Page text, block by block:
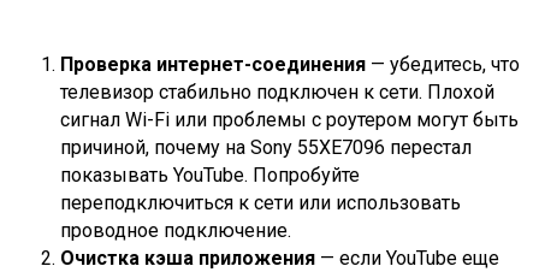
Проверка интернет-соединения — убедитесь, что
телевизор стабильно подключен к сети. Плохой
сигнал Wi-Fi или проблемы с роутером могут быть
причиной, почему на Sony 55XE7096 перестал
показывать YouTube. Попробуйте
переподключиться к сети или использовать
проводное подключение.
Очистка кэша приложения — если YouTube еще